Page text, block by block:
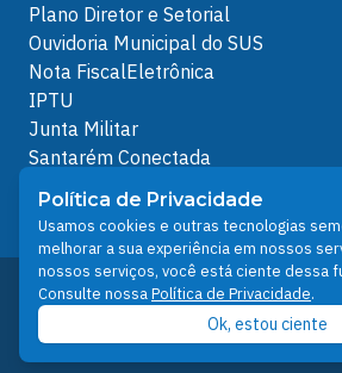
Plano Diretor e Setorial
Ouvidoria Municipal do SUS
Nota FiscalEletrônica
IPTU
Junta Militar
Santarém Conectada
Política de Privacidade
People illustrations by Storyset
Desenvolvido pelo Núcleo
Tecnologia da Informação - NTI
Prefeitura de Santarém © 2026
Política de Privacidade
Usamos cookies e outras tecnologias
melhorar a sua experiência em nossos
nossos serviços, você está ciente dessa
Consulte nossaPolítica de Privacidade.
Ok, estou ciente